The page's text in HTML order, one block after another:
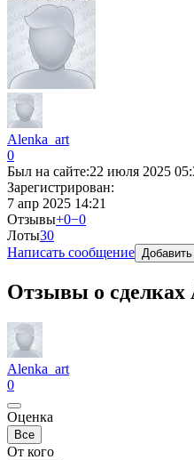
Alenka_art
0
Был на сайте:22 июля 2025
Зарегистрирован:
7 апр 2025 14:21
Отзывы+0−0
Лоты30
Написать сообщение
Отзывы о сделках
Alenka_art
0
Оценка
Все
От кого